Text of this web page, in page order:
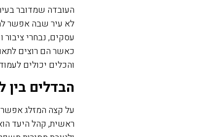
העובדה שמדובר
לא עיר שבה אפשר
עסקים, נבחרי
כאשר הם רוצים
והכלים יכולים
הבדלים
על קצה המזלג אפשר
ראשית, קהל היעד